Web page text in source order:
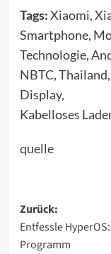
Tags:Xiaomi,
Smartphone,
Technologie,
NBTC, Thailand,
Display,
Kabelloses
quelle
Zurück:
Entfessle
Programm